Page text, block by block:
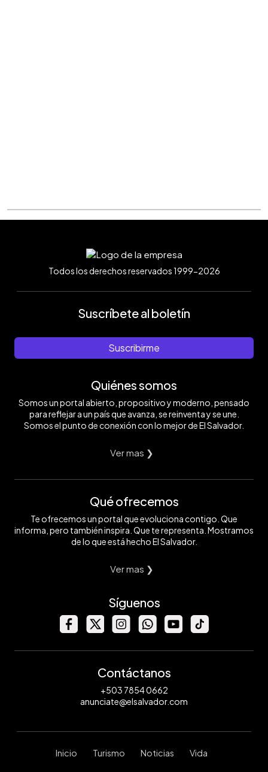
Todos los derechos reservados 1999-2026
Suscríbete al boletín
Suscribirme
Quiénes somos
Somos un portal abierto, propositivo y moderno, pensado
para reflejar a un país que avanza, se reinventa y se une.
Somos el punto de conexión con lo mejor de El Salvador.
Ver mas ❯
Qué ofrecemos
Te ofrecemos un portal que evoluciona contigo. Que
informa, pero también inspira. Que te representa. Mostramos
de lo que está hecho El Salvador.
Ver mas ❯
Síguenos
Contáctanos
+503 7854 0662
anunciate@elsalvador.com
Inicio Turismo Noticias Vida